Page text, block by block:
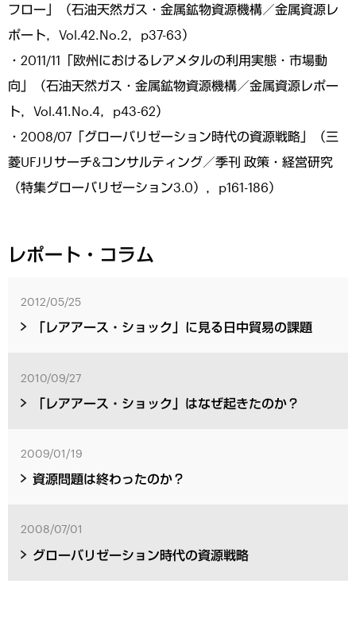
フロー」（石油天然ガス・金属鉱物資源機構／金属資源レ
ポート，Vol.42.No.2，p37-63）
・2011/11「欧州におけるレアメタルの利用実態・市場動
向」（石油天然ガス・金属鉱物資源機構／金属資源レポー
ト，Vol.41.No.4，p43-62）
・2008/07「グローバリゼーション時代の資源戦略」（三
菱UFJリサーチ&コンサルティング／季刊 政策・経営研究
（特集グローバリゼーション3.0），p161-186）
レポート・コラム
2012/05/25
「レアアース・ショック」に見る日中貿易の課題
2010/09/27
「レアアース・ショック」はなぜ起きたのか？
2009/01/19
資源問題は終わったのか？
2008/07/01
グローバリゼーション時代の資源戦略